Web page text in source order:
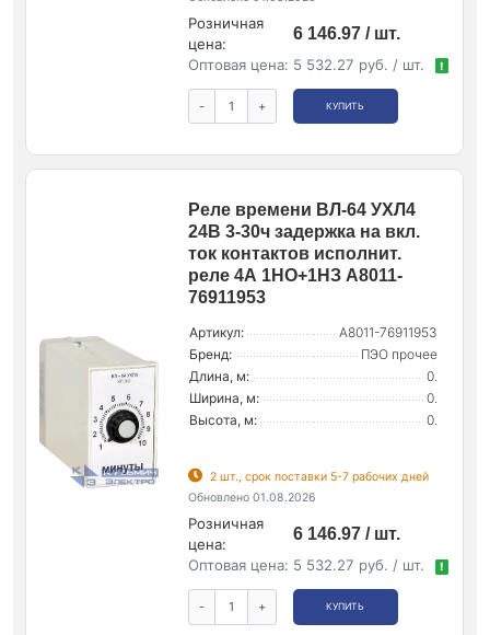
Розничная
цена:
6 146.97 / шт.
Оптовая цена: 5 532.27 руб. / шт. !
- + КУПИТЬ
Реле времени ВЛ-64 УХЛ4
24В 3-30ч задержка на вкл.
ток контактов исполнит.
реле 4А 1НО+1НЗ A8011-
76911953
Артикул:
A8011-76911953
Бренд:
ПЭО прочее
Длина, м:
0.
Ширина, м:
0.
Высота, м:
0.
2 шт., срок поставки 5-7 рабочих дней
Обновлено 01.08.2026
Розничная
цена:
6 146.97 / шт.
Оптовая цена: 5 532.27 руб. / шт. !
- + КУПИТЬ